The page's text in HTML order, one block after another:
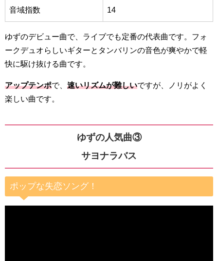
音域指数 14
ゆずのデビュー曲で、ライブでも定番の代表曲です。フォ
ークデュオらしいギターとタンバリンの音色が爽やかで軽
快に駆け抜ける曲です。
アップテンポで、 速いリズムが難しいですが、ノリがよく
楽しい曲です。
ゆずの人気曲③
サヨナラバス
ポップな失恋ソング！